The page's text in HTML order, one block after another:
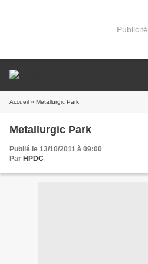
Publicité
Accueil » Metallurgic Park
Metallurgic Park
Publié le 13/10/2011 à 09:00
Par HPDC